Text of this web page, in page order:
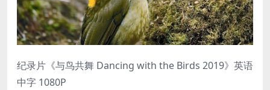
纪录片《与鸟共舞 Dancing with the Birds 2019》英语
中字 1080P